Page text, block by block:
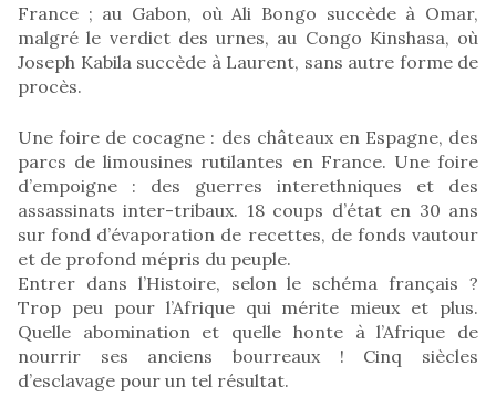
France ; au Gabon, où Ali Bongo succède à Omar,
malgré le verdict des urnes, au Congo Kinshasa, où
Joseph Kabila succède à Laurent, sans autre forme de
procès.
Une foire de cocagne : des châteaux en Espagne, des
parcs de limousines rutilantes en France. Une foire
d’empoigne : des guerres interethniques et des
assassinats inter-tribaux. 18 coups d’état en 30 ans
sur fond d’évaporation de recettes, de fonds vautour
et de profond mépris du peuple.
Entrer dans l’Histoire, selon le schéma français ?
Trop peu pour l’Afrique qui mérite mieux et plus.
Quelle abomination et quelle honte à l’Afrique de
nourrir ses anciens bourreaux ! Cinq siècles
d’esclavage pour un tel résultat.